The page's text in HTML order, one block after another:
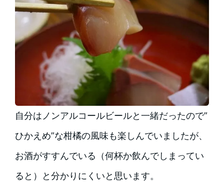
自分はノンアルコールビールと一緒だったので”
ひかえめ”な柑橘の風味も楽しんでいましたが、
お酒がすすんでいる（何杯か飲んでしまってい
ると）と分かりにくいと思います。